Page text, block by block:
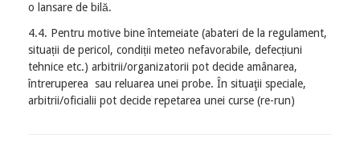
o lansare de bilă.
4.4. Pentru motive bine întemeiate (abateri de la regulament,
situații de pericol, condiții meteo nefavorabile, defecțiuni
tehnice etc.) arbitrii/organizatorii pot decide amânarea,
întreruperea sau reluarea unei probe. În situaţii speciale,
arbitrii/oficialii pot decide repetarea unei curse (re-run)